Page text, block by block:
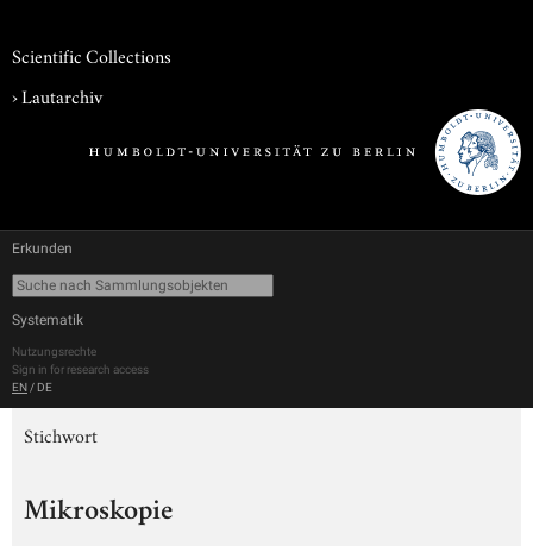
Scientific Collections
›Lautarchiv
Erkunden
Systematik
Nutzungsrechte
Sign in for research access
EN / DE
Stichwort
Mikroskopie